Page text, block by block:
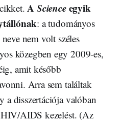
AScienceegyik
: a tudományos
nem volt széles
közegben egy 2009-es,
amit később
Arra sem találtak
a disszertációja valóban
AIDS kezelést. (Az